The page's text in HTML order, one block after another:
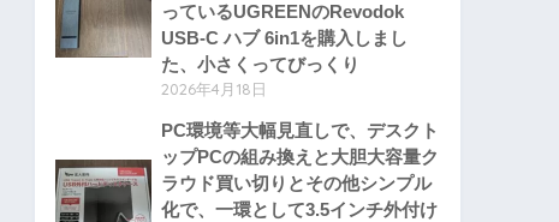
っているUGREENのRevodok
USB-C ハブ 6in1を購入しまし
た、小さくってびっくり
2026年4月18日
PC環境等大幅見直しで、デスクト
ップPCの組み換えと大胆大容量ク
ラウド買い切りとその他シンプル
化で、一環として3.5インチ外付け